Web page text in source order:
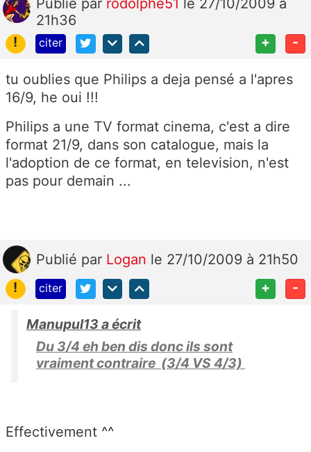
21h36
!
citer + -
tu oublies que Philips a deja pensé a l'apres
16/9, he oui !!!
Philips a une TV format cinema, c'est a dire
format 21/9, dans son catalogue, mais la
l'adoption de ce format, en television, n'est
pas pour demain ...
Publié par Logan le 27/10/2009 à 21h50
!
citer + -
Manupul13 a écrit
Du 3/4 eh ben dis donc ils sont
vraiment contraire (3/4 VS 4/3)
Effectivement ^^